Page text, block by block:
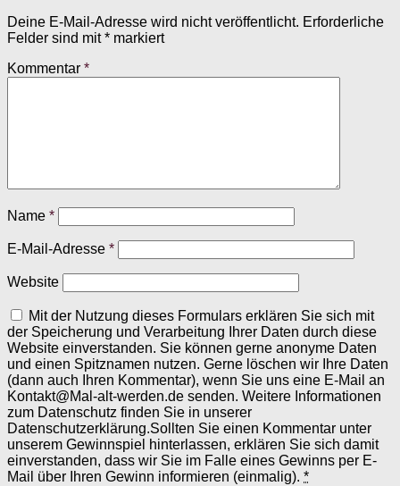
Deine E-Mail-Adresse wird nicht veröffentlicht. Erforderliche
Felder sind mit* markiert
Kommentar *
Name *
E-Mail-Adresse *
Website
Mit der Nutzung dieses Formulars erklären Sie sich mit
der Speicherung und Verarbeitung Ihrer Daten durch diese
Website einverstanden. Sie können gerne anonyme Daten
und einen Spitznamen nutzen. Gerne löschen wir Ihre Daten
(dann auch Ihren Kommentar), wenn Sie uns eine E-Mail an
Kontakt@Mal-alt-werden.de senden. Weitere Informationen
zum Datenschutz finden Sie in unserer
Datenschutzerklärung.Sollten Sie einen Kommentar unter
unserem Gewinnspiel hinterlassen, erklären Sie sich damit
einverstanden, dass wir Sie im Falle eines Gewinns per E-
Mail über Ihren Gewinn informieren (einmalig). *